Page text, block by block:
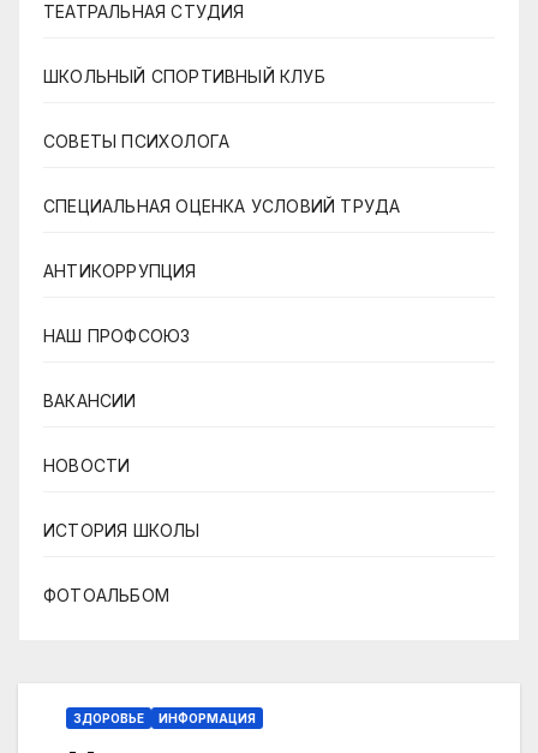
ТЕАТРАЛЬНАЯ СТУДИЯ
ШКОЛЬНЫЙ СПОРТИВНЫЙ КЛУБ
СОВЕТЫ ПСИХОЛОГА
СПЕЦИАЛЬНАЯ ОЦЕНКА УСЛОВИЙ ТРУДА
АНТИКОРРУПЦИЯ
НАШ ПРОФСОЮЗ
ВАКАНСИИ
НОВОСТИ
ИСТОРИЯ ШКОЛЫ
ФОТОАЛЬБОМ
ЗДОРОВЬЕ ИНФОРМАЦИЯ